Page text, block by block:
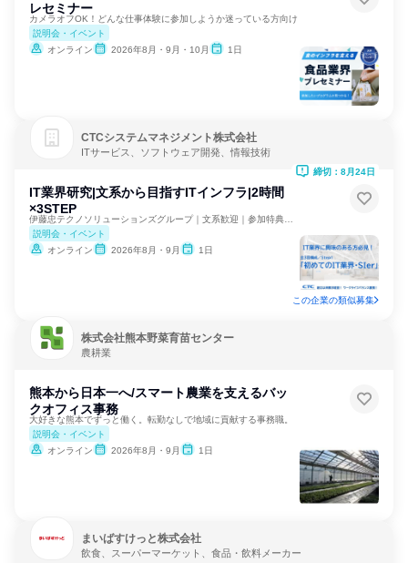
レセミナー
カメラオフOK！どんな仕事体験に参加しようか迷っている方向け
説明会・イベント
オンライン
2026年8月・9月・10月 1日
CTCシステムマネジメント株式会社
ITサービス、ソフトウェア開発、情報技術
IT業界研究|文系から目指すITインフラ|2時間
×3STEP
説明会・イベント
オンライン
2026年8月・9月 1日
締切：8月24日
この企業の類似募集
株式会社熊本野菜育苗センター
農耕業
熊本から日本一へ/スマート農業を支えるバッ
クオフィス事務
大好きな熊本でずっと働く。転勤なしで地域に貢献する事務職。
説明会・イベント
オンライン
2026年8月・9月 1日
まいばすけっと株式会社
飲食、スーパーマーケット、食品・飲料メーカー